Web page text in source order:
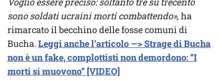
sono soldati ucraini morti combattendo»,ha
rimarcato il becchino delle fosse comuni di
Bucha. Leggi anche l’articolo —> Strage di Bucha
non è un fake, complottisti non demordono: “I
morti si muovono” [VIDEO]